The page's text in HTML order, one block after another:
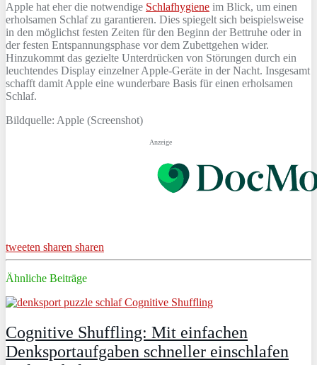
Apple hat eher die notwendige Schlafhygiene im Blick, um einen
erholsamen Schlaf zu garantieren. Dies spiegelt sich beispielsweise
in den möglichst festen Zeiten für den Beginn der Bettruhe oder in
der festen Entspannungsphase vor dem Zubettgehen wider.
Hinzukommt das gezielte Unterdrücken von Störungen durch ein
leuchtendes Display einzelner Apple-Geräte in der Nacht. Insgesamt
schafft damit Apple eine wunderbare Basis für einen erholsamen
Schlaf.
Bildquelle: Apple (Screenshot)
Anzeige
tweeten sharen sharen
Ähnliche Beiträge
Cognitive Shuffling: Mit einfachen
Denksportaufgaben schneller einschlafen